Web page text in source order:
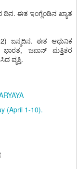
ಈತ ಇಂಗ್ಲೆಂಡಿನ ಖ್ಯಾತ
ಜನ್ಮದಿನ. ಈತ ಆಧುನಿಕ
ಜಪಾನ್ ಮತ್ತಿತರ
ವ್ಯಕ್ತಿ.
(April 1-10).